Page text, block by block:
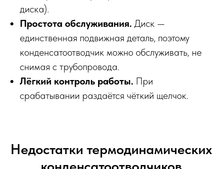
диска).
Простота обслуживания. Диск —
единственная подвижная деталь, поэтому
конденсатоотводчик можно обслуживать, не
снимая с трубопровода.
Лёгкий контроль работы. При
срабатывании раздаётся чёткий щелчок.
Недостатки термодинамических